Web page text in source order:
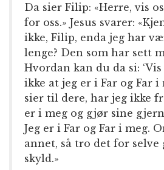
Da sier Filip: «Herre, vis
for oss.» Jesus svarer:
ikke, Filip, enda jeg har
lenge? Den som har sett
Hvordan kan du da si: ‘Vis
ikke at jeg er i Far og Far i
sier til dere, har jeg ikke
er i meg og gjør sine
Jeg er i Far og Far i meg.
annet, så tro det for selve
skyld.»